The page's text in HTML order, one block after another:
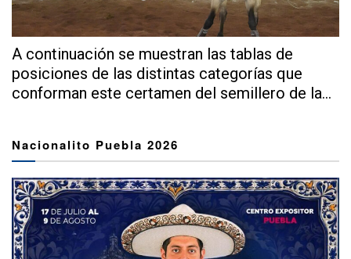
A continuación se muestran las tablas de
posiciones de las distintas categorías que
conforman este certamen del semillero de la...
Nacionalito Puebla 2026